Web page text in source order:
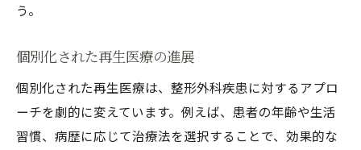
う。
個別化された再生医療の進展
個別化された再生医療は、整形外科疾患に対するアプロ
ーチを劇的に変えています。例えば、患者の年齢や生活
習慣、病歴に応じて治療法を選択することで、効果的な